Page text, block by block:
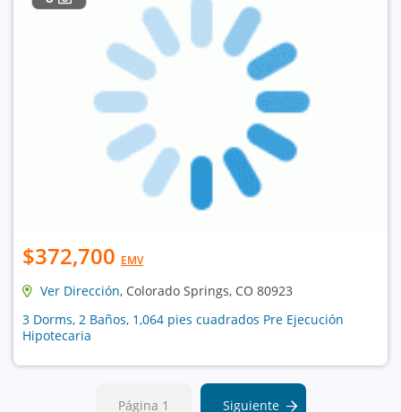
$372,700 EMV
Ver Dirección, Colorado Springs, CO 80923
3 Dorms, 2 Baños, 1,064 pies cuadrados Pre Ejecución
Hipotecaria
Página 1 Siguiente